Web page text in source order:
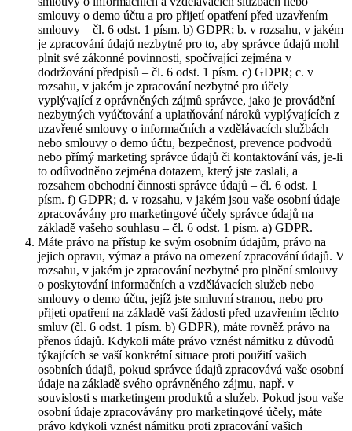
smlouvy o demo účtu a pro přijetí opatření před uzavřením
smlouvy – čl. 6 odst. 1 písm. b) GDPR; b. v rozsahu, v jakém
je zpracování údajů nezbytné pro to, aby správce údajů mohl
plnit své zákonné povinnosti, spočívající zejména v
dodržování předpisů – čl. 6 odst. 1 písm. c) GDPR; c. v
rozsahu, v jakém je zpracování nezbytné pro účely
vyplývající z oprávněných zájmů správce, jako je provádění
nezbytných vyúčtování a uplatňování nároků vyplývajících z
uzavřené smlouvy o informačních a vzdělávacích službách
nebo smlouvy o demo účtu, bezpečnost, prevence podvodů
nebo přímý marketing správce údajů či kontaktování vás, je-li
to odůvodněno zejména dotazem, který jste zaslali, a
rozsahem obchodní činnosti správce údajů – čl. 6 odst. 1
písm. f) GDPR; d. v rozsahu, v jakém jsou vaše osobní údaje
zpracovávány pro marketingové účely správce údajů na
základě vašeho souhlasu – čl. 6 odst. 1 písm. a) GDPR.
Máte právo na přístup ke svým osobním údajům, právo na
jejich opravu, výmaz a právo na omezení zpracování údajů. V
rozsahu, v jakém je zpracování nezbytné pro plnění smlouvy
o poskytování informačních a vzdělávacích služeb nebo
smlouvy o demo účtu, jejíž jste smluvní stranou, nebo pro
přijetí opatření na základě vaší žádosti před uzavřením těchto
smluv (čl. 6 odst. 1 písm. b) GDPR), máte rovněž právo na
přenos údajů. Kdykoli máte právo vznést námitku z důvodů
týkajících se vaší konkrétní situace proti použití vašich
osobních údajů, pokud správce údajů zpracovává vaše osobní
údaje na základě svého oprávněného zájmu, např. v
souvislosti s marketingem produktů a služeb. Pokud jsou vaše
osobní údaje zpracovávány pro marketingové účely, máte
právo kdykoli vznést námitku proti zpracování vašich